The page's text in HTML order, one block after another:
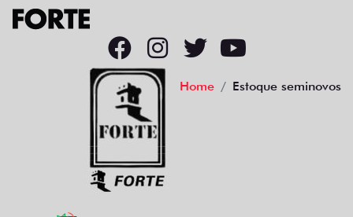
Home Estoque seminovos